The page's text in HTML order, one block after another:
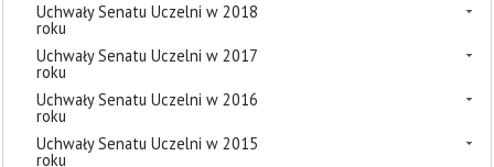
Uchwały Senatu Uczelni w 2018
roku
Uchwały Senatu Uczelni w 2017
roku
Uchwały Senatu Uczelni w 2016
roku
Uchwały Senatu Uczelni w 2015
roku